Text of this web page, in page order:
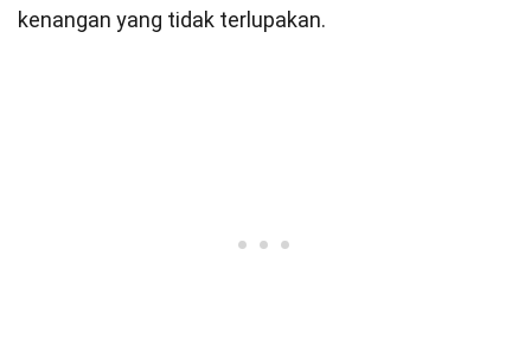
kenangan yang tidak terlupakan.